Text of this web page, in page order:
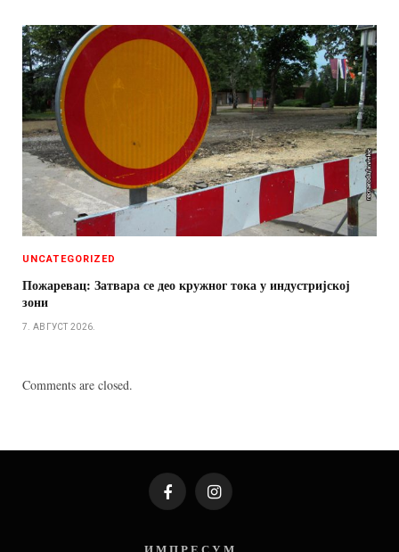
UNCATEGORIZED
Пожаревац: Затвара се део кружног тока у индустријској
зони
7. АВГУСТ 2026.
Comments are closed.
FacebookInstagram
И М П Р Е С У М